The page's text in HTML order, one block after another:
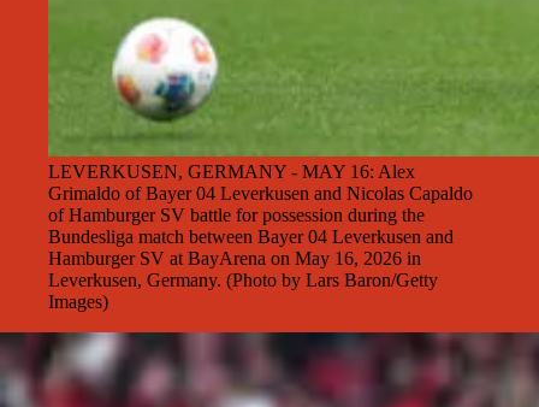
LEVERKUSEN, GERMANY - MAY 16: Alex
Grimaldo of Bayer 04 Leverkusen and Nicolas Capaldo
of Hamburger SV battle for possession during the
Bundesliga match between Bayer 04 Leverkusen and
Hamburger SV at BayArena on May 16, 2026 in
Leverkusen, Germany. (Photo by Lars Baron/Getty
Images)